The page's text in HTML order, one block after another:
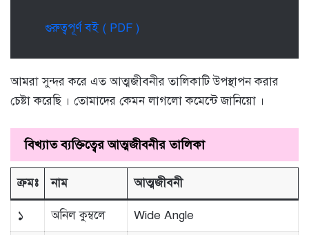
গুরুত্বপূর্ণ বই ( PDF )
আমরা সুন্দর করে এত আত্মজীবনীর তালিকাটি উপস্থাপন করার
চেষ্টা করেছি । তোমাদের কেমন লাগলো কমেন্টে জানিয়ো ।
বিখ্যাত ব্যক্তিত্বের আত্মজীবনীর তালিকা
ক্রমঃ নাম আত্মজীবনী
১ অনিল কুম্বলে Wide Angle